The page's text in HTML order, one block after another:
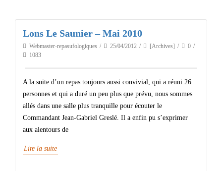
Lons Le Saunier – Mai 2010
Webmaster-repasufologiques 25/04/2012 [Archives]
0
1083
A la suite d’un repas toujours aussi convivial, qui a réuni 26
personnes et qui a duré un peu plus que prévu, nous sommes
allés dans une salle plus tranquille pour écouter le
Commandant Jean-Gabriel Greslé. Il a enfin pu s’exprimer
aux alentours de
Lire la suite